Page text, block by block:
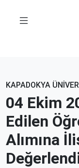
KAPADOKYA
04 Ekim
Edilen
Alımına